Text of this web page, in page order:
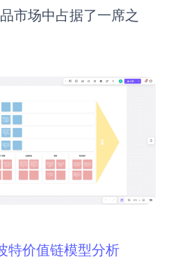
市场中占据了一席之
特价值链模型分析